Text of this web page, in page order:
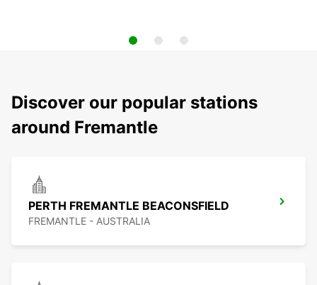
Discover our popular stations
around Fremantle
PERTH FREMANTLE BEACONSFIELD
FREMANTLE - AUSTRALIA